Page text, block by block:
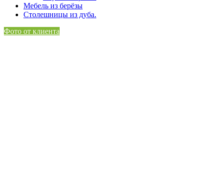
Мебель из берёзы
Столешницы из дуба.
Фото от клиента